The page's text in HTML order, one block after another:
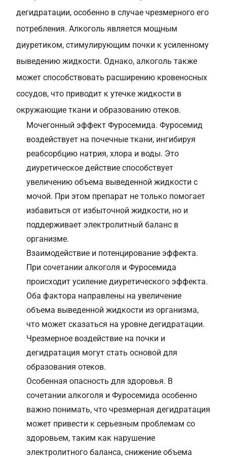
дегидратации, особенно в случае чрезмерного его
потребления. Алкоголь является мощным
диуретиком, стимулирующим почки к усиленному
выведению жидкости. Однако, алкоголь также
может способствовать расширению кровеносных
сосудов, что приводит к утечке жидкости в
окружающие ткани и образованию отеков.
Мочегонный эффект Фуросемида. Фуросемид
воздействует на почечные ткани, ингибируя
реабсорбцию натрия, хлора и воды. Это
диуретическое действие способствует
увеличению объема выведенной жидкости с
мочой. При этом препарат не только помогает
избавиться от избыточной жидкости, но и
поддерживает электролитный баланс в
организме.
Взаимодействие и потенцирование эффекта.
При сочетании алкоголя и Фуросемида
происходит усиление диуретического эффекта.
Оба фактора направлены на увеличение
объема выведенной жидкости из организма,
что может сказаться на уровне дегидратации.
Чрезмерное воздействие на почки и
дегидратация могут стать основой для
образования отеков.
Особенная опасность для здоровья. В
сочетании алкоголя и Фуросемида особенно
важно понимать, что чрезмерная дегидратация
может привести к серьезным проблемам со
здоровьем, таким как нарушение
электролитного баланса, снижение объема